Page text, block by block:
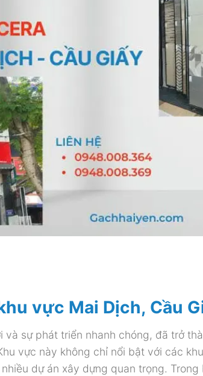
vực Mai Dịch, Cầu
và sự phát triển nhanh chóng, đã trở
vực này không chỉ nổi bật với các
dự án xây dựng quan trọng. Trong